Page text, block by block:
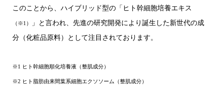
このことから、ハイブリッド型の「ヒト幹細胞培養エキス
（※1）
」と言われ、先進の研究開発により誕生した新世代の成
分（化粧品原料）として注目されております。
※1 ヒト幹細胞順化培養液（整肌成分）
※2 ヒト脂肪由来間葉系細胞エクソソーム（整肌成分）